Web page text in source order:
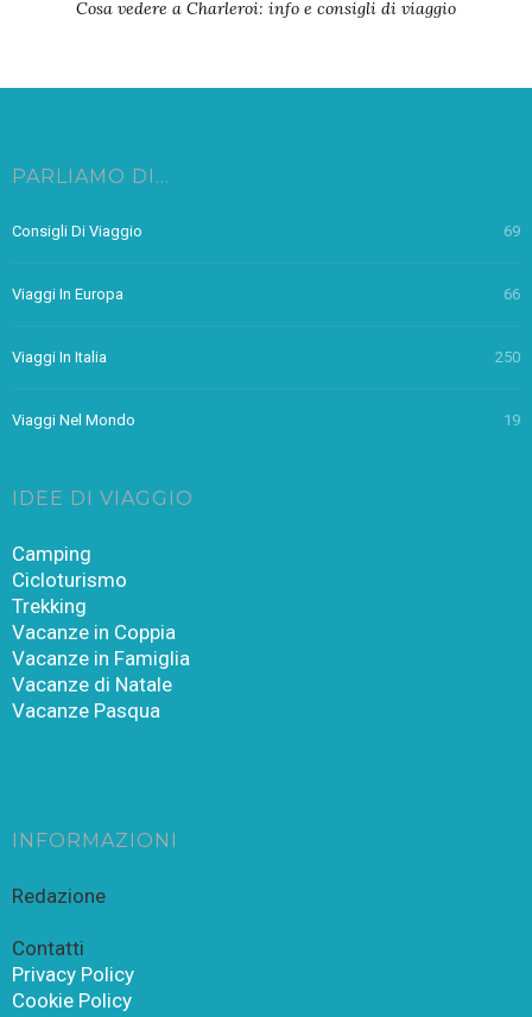
Cosa vedere a Charleroi: info e consigli di viaggio
PARLIAMO DI…
Consigli Di Viaggio 69
Viaggi In Europa 66
Viaggi In Italia 250
Viaggi Nel Mondo 19
IDEE DI VIAGGIO
Camping
Cicloturismo
Trekking
Vacanze in Coppia
Vacanze in Famiglia
Vacanze di Natale
Vacanze Pasqua
INFORMAZIONI
Redazione
Contatti
Privacy Policy
Cookie Policy